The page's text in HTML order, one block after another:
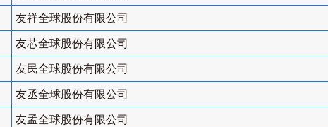
友祥全球股份有限公司
友芯全球股份有限公司
友民全球股份有限公司
友丞全球股份有限公司
友孟全球股份有限公司